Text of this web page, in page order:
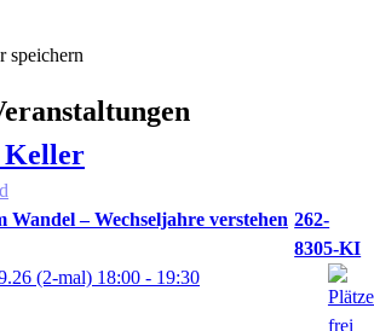
speichern
Keller
– Wechseljahre verstehen 262-
8305-KI
(2-mal) 18:00 - 19:30